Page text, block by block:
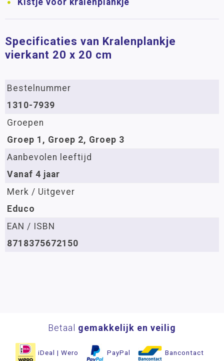
Kistje voor kralenplankje
Specificaties van Kralenplankje
vierkant 20 x 20 cm
Bestelnummer
1310-7939
Groepen
Groep 1, Groep 2, Groep 3
Aanbevolen leeftijd
Vanaf 4 jaar
Merk / Uitgever
Educo
EAN / ISBN
8718375672150
Betaal gemakkelijk en veilig
iDeal | Wero PayPal Bancontact